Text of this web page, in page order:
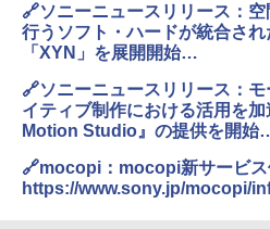
🔗ソニーニュースリリース：
行うソフト・ハードが統合さ
「XYN」を展開開始
2501/25-001/
🔗ソニーニュースリリース：
イティブ制作における活用を
Motion Studio』の提供を開始
2501/25-002/
🔗mocopi：mocopi新サービス
https://www.sony.jp/mocopi/